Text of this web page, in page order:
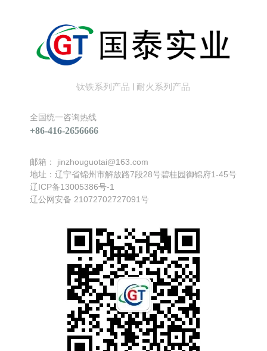
相关文章
找不到任何内容
钛铁系列产品 耐火系列产品
全国统一咨询热线
+86-416-2656666
邮箱：
jinzhouguotai@163.com
地址：辽宁省锦州市解放路7段28号碧桂园御锦府1-45号
辽ICP备13005386号-1
辽公网安备 21072702727091号